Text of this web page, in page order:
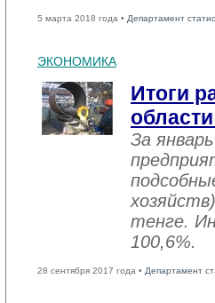
5 марта 2018 года • Департамент
ЭКОНОМИКА
Итоги
За
тенге.
100,6%.
28 сентября 2017 года • Департамент